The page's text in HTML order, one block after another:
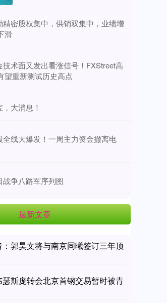
精密股权集中，供销双集中，业绩增
滑
术面又发出看涨信号！FXStreet高
望重新测试历史高点
大消息！
全线大爆发！一周主力资金撤离电
战争八路军序列图
最新文章
郭昊文将与南京同曦签订三年顶
斯庞转会北京首钢交易暂时被青